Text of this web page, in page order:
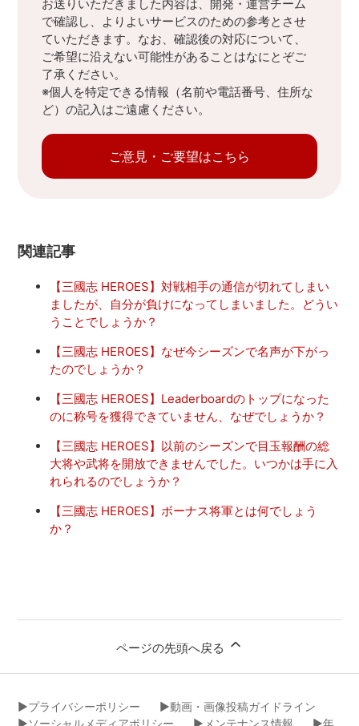
お送りいただきました内容は、開発・運営チーム
で確認し、よりよいサービスのための参考とさせ
ていただきます。なお、確認後の対応について、
ご希望に沿えない可能性があることはなにとぞご
了承ください。
※個人を特定できる情報（名前や電話番号、住所な
ど）の記入はご遠慮ください。
ご意見・ご要望はこちら
関連記事
【三國志 HEROES】対戦相手の通信が切れてしまい
ましたが、自分が負けになってしまいました。どうい
うことでしょうか？
【三國志 HEROES】なぜ今シーズンで名声が下がっ
たのでしょうか？
【三國志 HEROES】Leaderboardのトップになった
のに称号を獲得できていません、なぜでしょうか？
【三國志 HEROES】以前のシーズンで目玉報酬の総
大将や武将を開放できませんでした。いつかは手に入
れられるのでしょうか？
【三國志 HEROES】ボーナス将軍とは何でしょう
か？
ページの先頭へ戻る
▶︎プライバシーポリシー
▶︎動画・画像投稿ガイドライン
▶︎ソーシャルメディアポリシー
▶︎メンテナンス情報 ▶︎年